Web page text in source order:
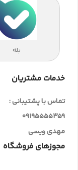
بله
خدمات مشتریان
تماس با پشتیبانی :
09195555359
مهدی ویسی
مجوزهای فروشگاه